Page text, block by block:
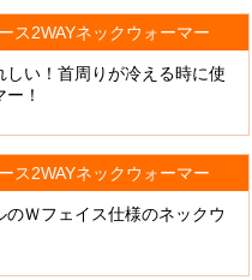
ス2WAYネックウォーマー
しい！首周りが冷える時に使
！
ス2WAYネックウォーマー
Ｗフェイス仕様のネックウ